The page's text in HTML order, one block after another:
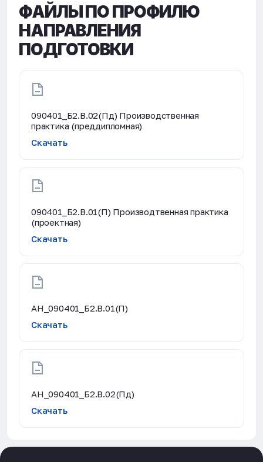
ФАЙЛЫ ПО ПРОФИЛЮ
НАПРАВЛЕНИЯ
ПОДГОТОВКИ
090401_Б2.В.02(Пд) Производственная
практика (преддипломная)
Скачать
090401_Б2.В.01(П) Производтвенная практика
(проектная)
Скачать
АН_090401_Б2.В.01(П)
Скачать
АН_090401_Б2.В.02(Пд)
Скачать